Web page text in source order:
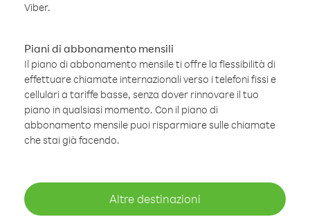
Viber.
Piani di abbonamento mensili
Il piano di abbonamento mensile ti offre la flessibilità di
effettuare chiamate internazionali verso i telefoni fissi e
cellulari a tariffe basse, senza dover rinnovare il tuo
piano in qualsiasi momento. Con il piano di
abbonamento mensile puoi risparmiare sulle chiamate
che stai già facendo.
Altre destinazioni